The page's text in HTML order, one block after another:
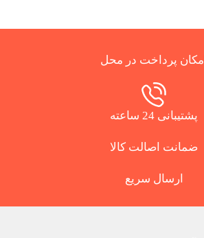
امکان پرداخت در محل
پشتیبانی 24 ساعته
ضمانت اصالت کالا
ارسال سریع